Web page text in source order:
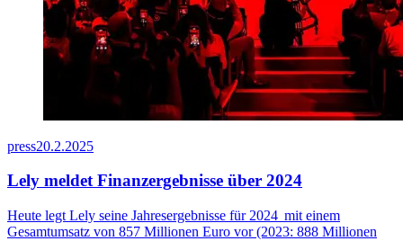
press20.2.2025
Lely meldet Finanzergebnisse über 2024
Heute legt Lely seine Jahresergebnisse für 2024 mit einem
Gesamtumsatz von 857 Millionen Euro vor (2023: 888 Millionen